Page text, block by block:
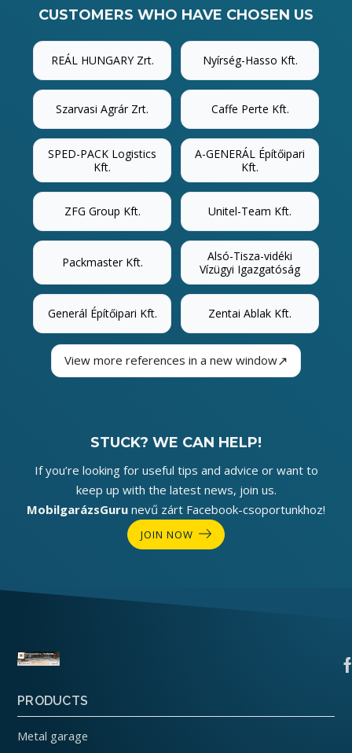
CUSTOMERS WHO HAVE CHOSEN US
REÁL HUNGARY Zrt. Nyírség-Hasso Kft.
Szarvasi Agrár Zrt. Caffe Perte Kft.
SPED-PACK Logistics
Kft.
A-GENERÁL Építőipari
Kft.
ZFG Group Kft. Unitel-Team Kft.
Packmaster Kft.
Alsó-Tisza-vidéki
Vízügyi Igazgatóság
Generál Építőipari Kft. Zentai Ablak Kft.
View more references in a new window↗
STUCK? WE CAN HELP!
If you’re looking for useful tips and advice or want to
keep up with the latest news, join us.
MobilgarázsGuru nevű zárt Facebook-csoportunkhoz!
JOIN NOW
PRODUCTS
Metal garage